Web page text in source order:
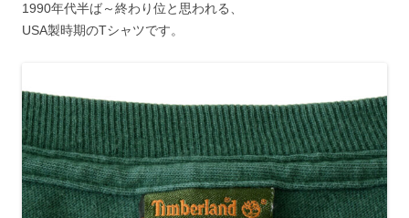
1990年代半ば～終わり位と思われる、
USA製時期のTシャツです。